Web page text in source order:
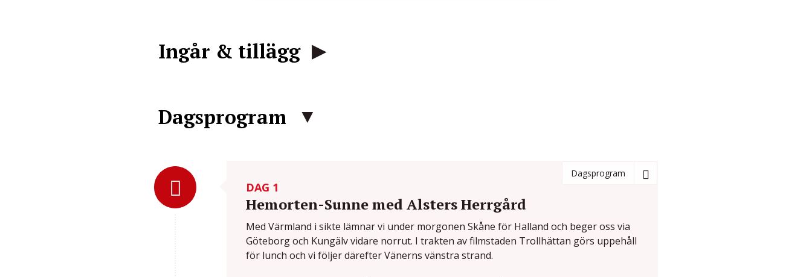
Ingår & tillägg
Dagsprogram
Dagsprogram
DAG 1
Hemorten-Sunne med Alsters Herrgård
Med Värmland i sikte lämnar vi under morgonen Skåne för Halland och beger oss via
Göteborg och Kungälv vidare norrut. I trakten av filmstaden Trollhättan görs uppehåll
för lunch och vi följer därefter Vänerns vänstra strand.